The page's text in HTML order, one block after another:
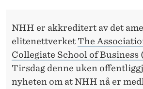
NHH er akkreditert av det
elitenettverket The
Collegiate School of Business
Tirsdag denne uken
nyheten om at NHH nå er